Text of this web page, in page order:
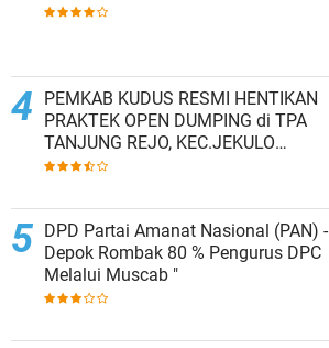
PEMKAB KUDUS RESMI HENTIKAN
PRAKTEK OPEN DUMPING di TPA
TANJUNG REJO, KEC.JEKULO
KAB.KUDUS,BERLAKUKAN SISTEM
DPD Partai Amanat Nasional (PAN) -
Depok Rombak 80 % Pengurus DPC
Melalui Muscab "